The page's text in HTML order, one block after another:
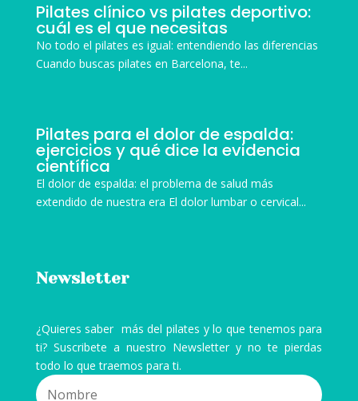
Pilates clínico vs pilates deportivo:
cuál es el que necesitas
No todo el pilates es igual: entendiendo las diferencias
Cuando buscas pilates en Barcelona, te...
Pilates para el dolor de espalda:
ejercicios y qué dice la evidencia
científica
El dolor de espalda: el problema de salud más
extendido de nuestra era El dolor lumbar o cervical...
Newsletter
¿Quieres saber más del pilates y lo que tenemos para
ti? Suscribete a nuestro Newsletter y no te pierdas
todo lo que traemos para ti.